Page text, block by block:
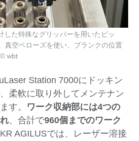
Station 7000にドッキン
柔軟に取り外してメンテナン
す。 ワーク収納部には4つの
、合計で960個までのワーク
AGILUSでは、レーザー溶接
した特殊なグリッパーを用いたピッ
真空ベローズを使い、ブランクの位置
wbt